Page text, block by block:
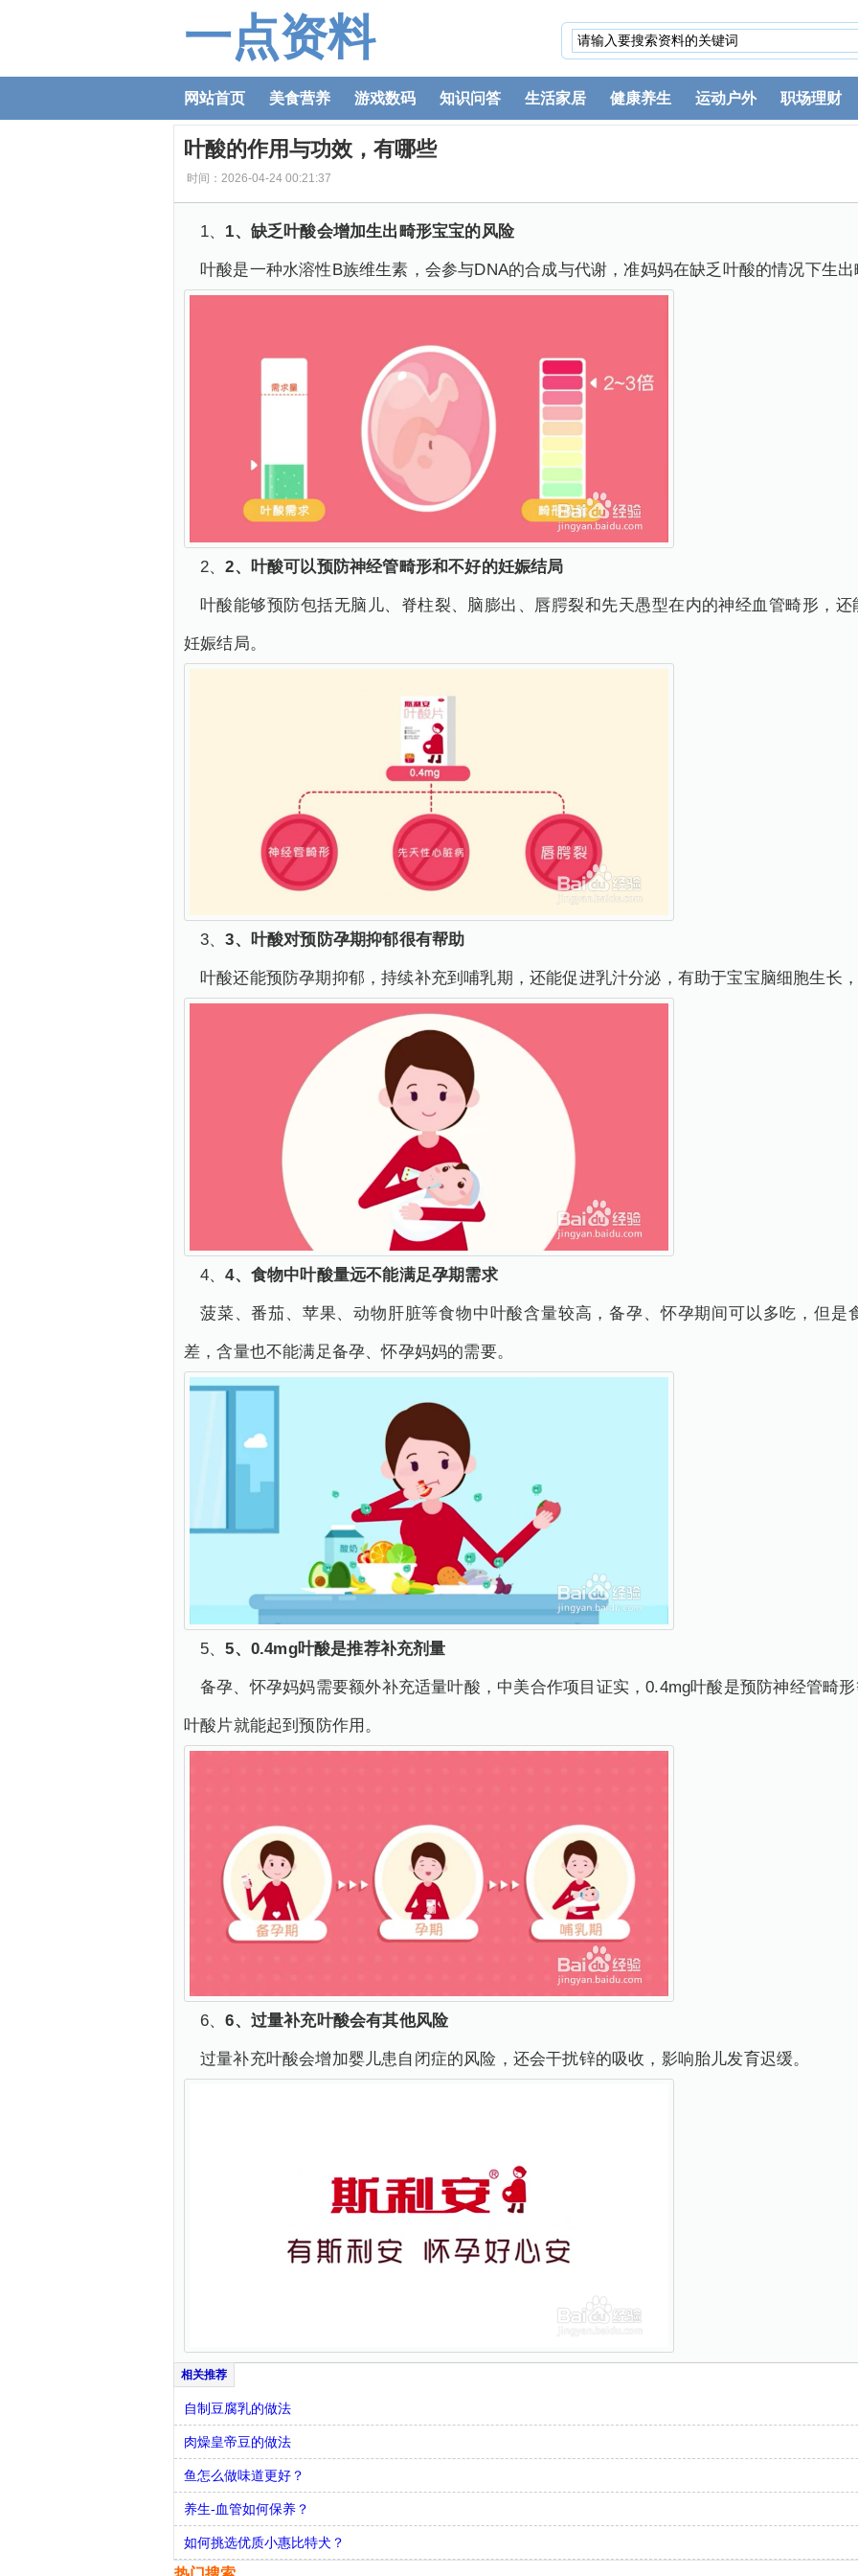
一点资料
网站首页 美食营养 游戏数码 知识问答 生活家居 健康养生 运动户外 职场理财
叶酸的作用与功效，有哪些
时间：2026-04-24 00:21:37
1、 1、缺乏叶酸会增加生出畸形宝宝的风险
叶酸是一种水溶性B族维生素，会参与DNA的合成与代谢，准妈妈在缺乏叶酸的情况下生出
2、2、叶酸可以预防神经管畸形和不好的妊娠结局
叶酸能够预防包括无脑儿、脊柱裂、脑膨出、唇腭裂和先天愚型在内的神经血管畸形，
妊娠结局。
3、3、叶酸对预防孕期抑郁很有帮助
叶酸还能预防孕期抑郁，持续补充到哺乳期，还能促进乳汁分泌，有助于宝宝脑细胞生长，
4、4、食物中叶酸量远不能满足孕期需求
菠菜、番茄、苹果、动物肝脏等食物中叶酸含量较高，备孕、怀孕期间可以多吃，但是
差，含量也不能满足备孕、怀孕妈妈的需要。
5、5、0.4mg叶酸是推荐补充剂量
备孕、怀孕妈妈需要额外补充适量叶酸，中美合作项目证实，0.4mg叶酸是预防神经管畸
叶酸片就能起到预防作用。
6、6、过量补充叶酸会有其他风险
过量补充叶酸会增加婴儿患自闭症的风险，还会干扰锌的吸收，影响胎儿发育迟缓。
自制豆腐乳的做法
肉燥皇帝豆的做法
鱼怎么做味道更好？
养生-血管如何保养？
如何挑选优质小惠比特犬？